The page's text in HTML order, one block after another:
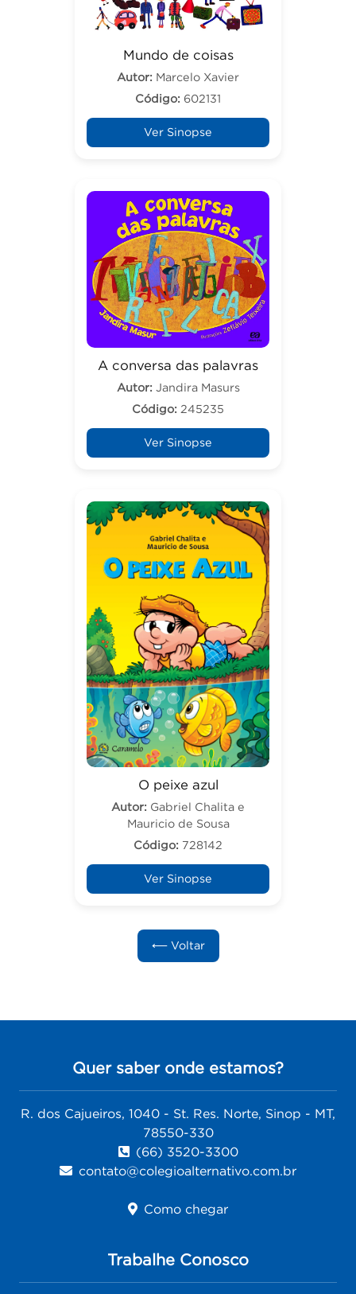
Mundo de coisas
Autor: Marcelo Xavier
Código: 602131
Ver Sinopse
A conversa das palavras
Autor: Jandira Masurs
Código: 245235
Ver Sinopse
O peixe azul
Autor: Gabriel Chalita e
Mauricio de Sousa
Código: 728142
Ver Sinopse
⟵ Voltar
Quer saber onde estamos?
R. dos Cajueiros, 1040 - St. Res. Norte, Sinop - MT,
78550-330
(66) 3520-3300
contato@colegioalternativo.com.br
Como chegar
Trabalhe Conosco